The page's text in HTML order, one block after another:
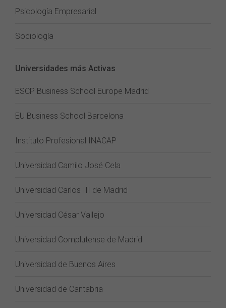
Psicología Empresarial
Sociología
Universidades más Activas
ESCP Business School Europe Madrid
EU Business School Barcelona
Instituto Profesional INACAP
Universidad Camilo José Cela
Universidad Carlos III de Madrid
Universidad César Vallejo
Universidad Complutense de Madrid
Universidad de Buenos Aires
Universidad de Cantabria